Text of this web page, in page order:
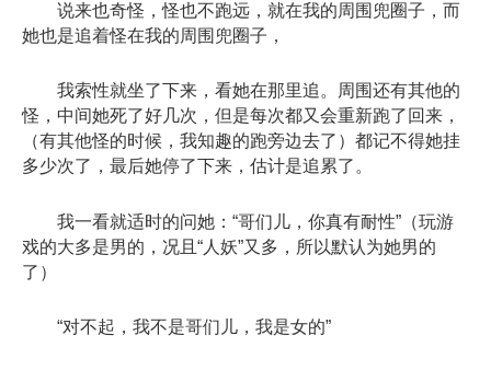
说来也奇怪，怪也不跑远，就在我的周围兜圈子，而
她也是追着怪在我的周围兜圈子，
我索性就坐了下来，看她在那里追。周围还有其他的
怪，中间她死了好几次，但是每次都又会重新跑了回来，
（有其他怪的时候，我知趣的跑旁边去了）都记不得她挂
多少次了，最后她停了下来，估计是追累了。
我一看就适时的问她：“哥们儿，你真有耐性”（玩游
戏的大多是男的，况且“人妖”又多，所以默认为她男的
了）
“对不起，我不是哥们儿，我是女的”